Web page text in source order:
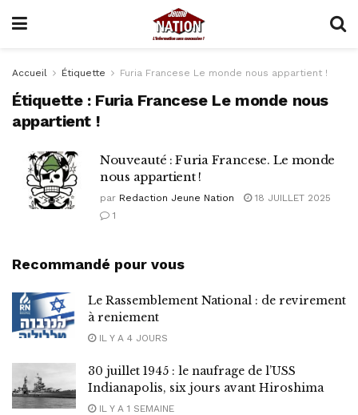
Accueil Étiquette Furia Francese Le monde nous appartient !
Étiquette : Furia Francese Le monde nous
appartient !
Nouveauté : Furia Francese. Le monde
nous appartient !
par Redaction Jeune Nation
18 JUILLET 2025
1
Recommandé pour vous
Le Rassemblement National : de revirement
à reniement
IL Y A 4 JOURS
30 juillet 1945 : le naufrage de l’USS
Indianapolis, six jours avant Hiroshima
IL Y A 1 SEMAINE